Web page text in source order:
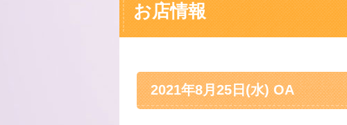
お店情報
2021年8月25日(水) OA